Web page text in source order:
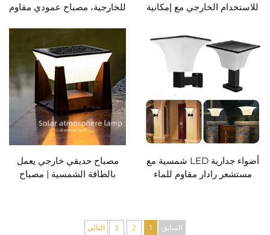
للاستخدام الخارجي مع إمكانية
للماء IP65 مصابيح حديقة تعمل
بالطاقة الشمسية للشرفات
والأبواب
للخارجية، مصباح عمودي مقاوم
والفناء
أضواء جدارية LED شمسية مع
مستشعر رادار مقاوم للماء
مصباح حديقي خارجي يعمل
بالطاقة الشمسية | مصباح
السابق 1
2
3 التالي